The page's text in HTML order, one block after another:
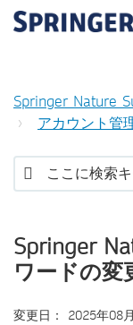
Springer Nature
アカウント管
Springer
ワードの変
変更日： 2025年08